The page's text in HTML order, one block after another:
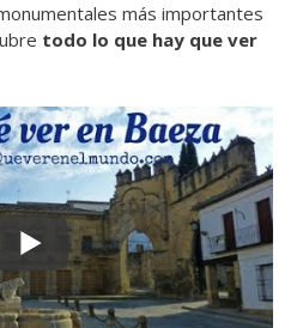
más importantes
todo lo que hay que ver